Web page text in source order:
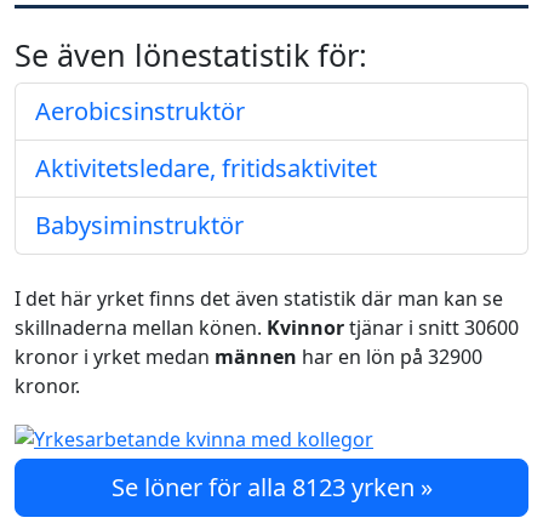
Se även lönestatistik för:
Aerobicsinstruktör
Aktivitetsledare, fritidsaktivitet
Babysiminstruktör
I det här yrket finns det även statistik där man kan se
skillnaderna mellan könen. Kvinnortjänar i snitt 30600
kronor i yrket medan männen har en lön på 32900
kronor.
Se löner för alla 8123 yrken »